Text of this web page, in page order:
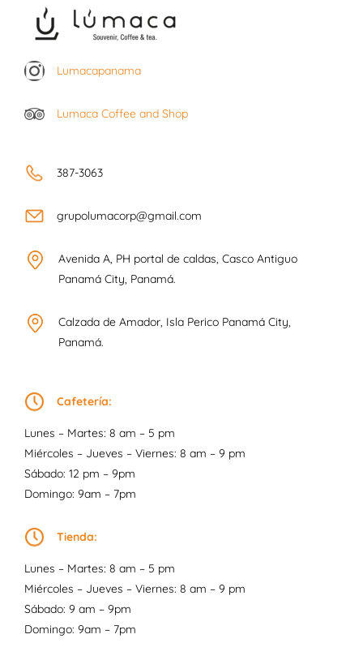
Lumacapanama
Lumaca Coffee and Shop
387-3063
grupolumacorp@gmail.com
Avenida A, PH portal de caldas, Casco Antiguo
Panamá City, Panamá.
Calzada de Amador, Isla Perico Panamá City,
Panamá.
Cafetería:
Lunes – Martes: 8 am – 5 pm
Miércoles – Jueves – Viernes: 8 am – 9 pm
Sábado: 12 pm – 9pm
Domingo: 9am – 7pm
Tienda:
Lunes – Martes: 8 am – 5 pm
Miércoles – Jueves – Viernes: 8 am – 9 pm
Sábado: 9 am – 9pm
Domingo: 9am – 7pm